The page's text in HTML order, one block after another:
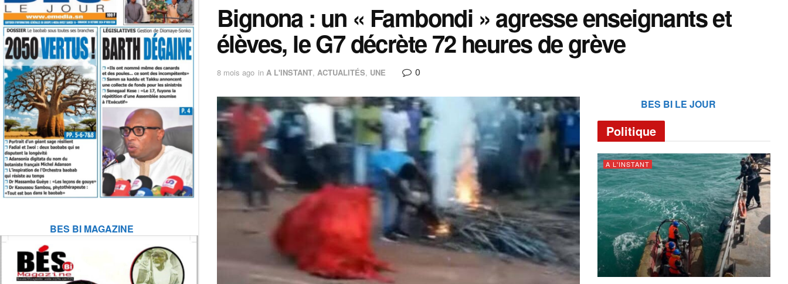
BES BI MAGAZINE
‎Bignona : un « Fambondi » agresse enseignants et
élèves, le G7 décrète 72 heures de grève
8 mois ago in A L'INSTANT, ACTUALITÉS, UNE 0
BES BI LE JOUR
Politique
A L'INSTANT